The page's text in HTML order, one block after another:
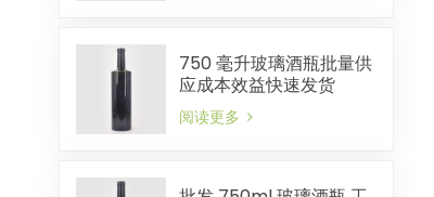
750 毫升玻璃酒瓶批量供
应成本效益快速发货
阅读更多